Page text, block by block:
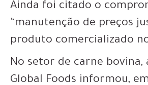
Ainda foi citado o
“manutenção de preços
produto comercializado
No setor de carne bovina,
Global Foods informou,